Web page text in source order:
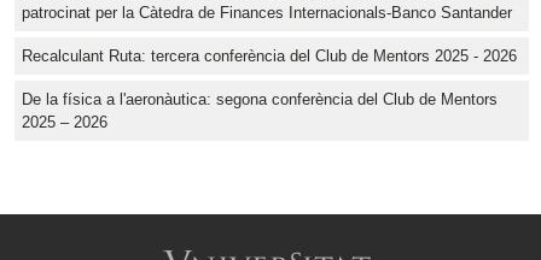
patrocinat per la Càtedra de Finances Internacionals-Banco Santander
Recalculant Ruta: tercera conferència del Club de Mentors 2025 - 2026
De la física a l'aeronàutica: segona conferència del Club de Mentors
2025 – 2026